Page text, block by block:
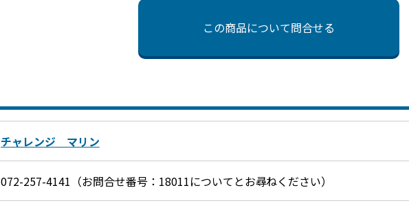
この商品について問合せる
チャレンジ マリン
072-257-4141（お問合せ番号：18011についてとお尋ねください）